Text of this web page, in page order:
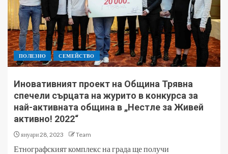
ПОЛЕЗНО СЕМЕЙСТВО
Иновативният проект на Община Трявна
спечели сърцата на журито в конкурса за
най-активната община в „Нестле за Живей
активно! 2022“
януари 28, 2023 Team
Етнографският комплекс на града ще получи